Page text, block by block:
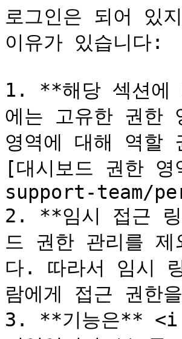
로그인은 되어 있
이유가 있습니다:
1. **해당 섹션에
에는 고유한 권한
영역에 대해 역할
[대시보드 권한
support-team/
2. **임시 접근 링
드 권한 관리를 제
다. 따라서 임시
람에게 접근 권한
3. **기능은**